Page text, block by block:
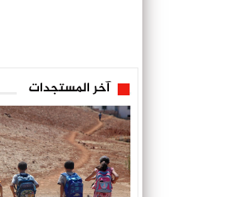
آخر المستجدات